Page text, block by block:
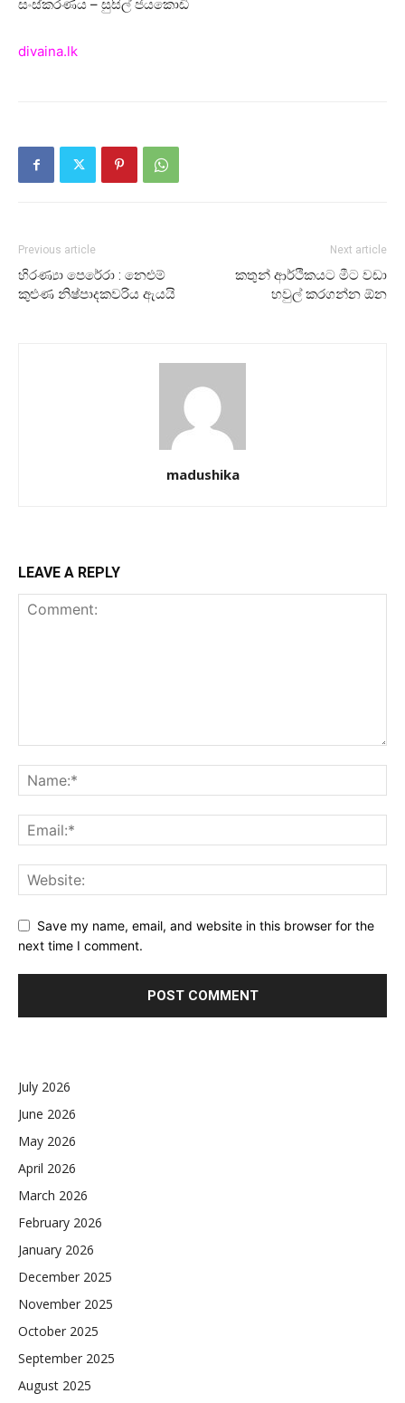
සංස්කරණය – සුසිල් ජයකොඩි
divaina.lk
Previous article
හිරණ්‍යා පෙරේරා : නෙළුම්
කුළුණ නිෂ්පාදකවරිය ඇයයි
Next article
කතුන් ආර්ථිකයට මීට වඩා
හවුල් කරගන්න ඕන
madushika
LEAVE A REPLY
Save my name, email, and website in this browser for the
next time I comment.
July 2026
June 2026
May 2026
April 2026
March 2026
February 2026
January 2026
December 2025
November 2025
October 2025
September 2025
August 2025